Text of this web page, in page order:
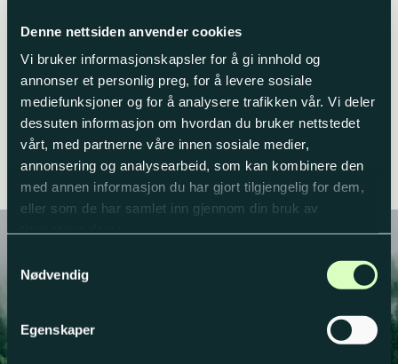
Denne nettsiden anvender cookies
Vi bruker informasjonskapsler for å gi innhold og
annonser et personlig preg, for å levere sosiale
mediefunksjoner og for å analysere trafikken vår. Vi deler
dessuten informasjon om hvordan du bruker nettstedet
vårt, med partnerne våre innen sosiale medier,
annonsering og analysearbeid, som kan kombinere den
med annen informasjon du har gjort tilgjengelig for dem,
eller som de har samlet inn gjennom din bruk av
Nødvendig
Egenskaper
Mitzu RR700 roterende
helautomatisk planlaser
kr5600,00 –
8200,00 Prisområde:
kr 5600,00
kr 8200,00
produktet
har
flere
varianter.
kan
produktsiden
GeoMax Zone 40H
kr16568,00
Opprinnelig
pris
var:
kr 16568,00.
15800,00 Nåværende
pris
kr 15800,00.
Produktnummer: 120
Har du spørsmål?
Eller ønsker du å vite mer om våre